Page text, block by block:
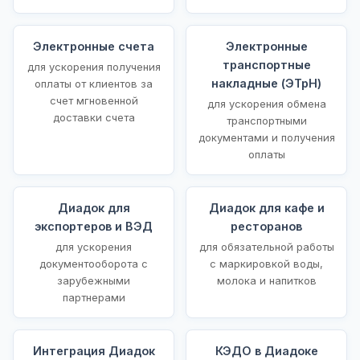
Электронные счета
для ускорения получения
оплаты от клиентов за
счет мгновенной
доставки счета
Электронные
транспортные
накладные (ЭТрН)
для ускорения обмена
транспортными
документами и получения
оплаты
Диадок для
экспортеров и ВЭД
для ускорения
документооборота с
зарубежными
партнерами
Диадок для кафе и
ресторанов
для обязательной работы
с маркировкой воды,
молока и напитков
Интеграция Диадок
КЭДО в Диадоке